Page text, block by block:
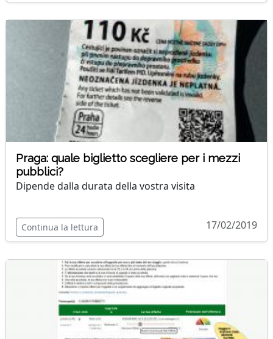
Praga: quale biglietto scegliere per i mezzi
pubblici?
Dipende dalla durata della vostra visita
Continua la lettura 17/02/2019